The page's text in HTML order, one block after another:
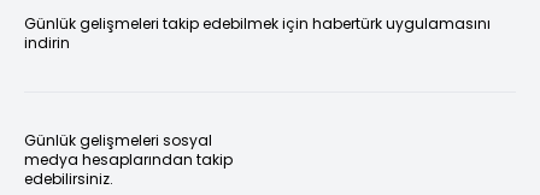
Günlük gelişmeleri takip edebilmek için habertürk uygulamasını
indirin
Günlük gelişmeleri sosyal
medya hesaplarından takip
edebilirsiniz.